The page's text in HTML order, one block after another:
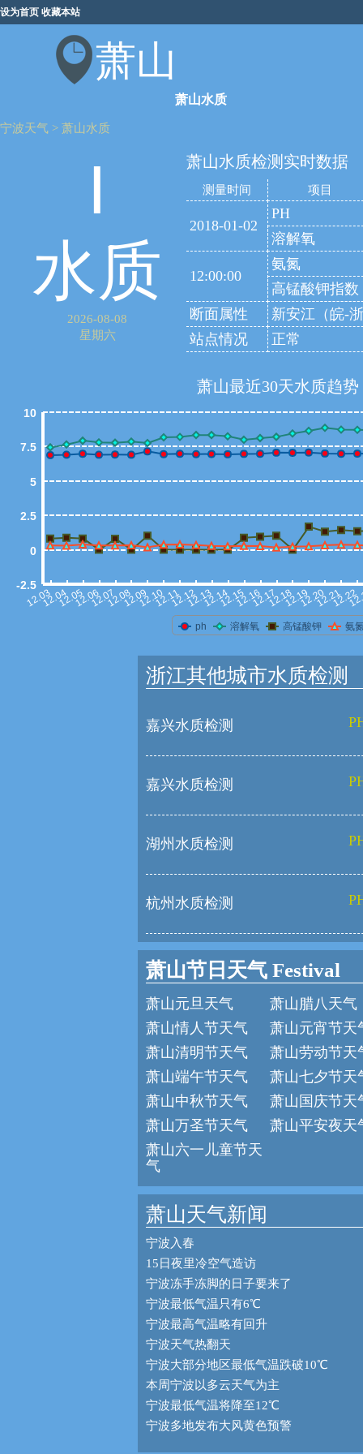
设为首页 收藏本站
萧山
萧山水质
宁波天气 > 萧山水质
水质
2026-08-08
星期六
萧山水质检测实时数据
测量时间 项目
2018-01-02
PH
溶解氧
12:00:00
氨氮
高锰酸钾指数
断面属性
新安江（皖-
站点情况
正常
萧山最近30天水质趋势
ph 溶解氧 高锰酸钾 氨
12.0312.0412.0512.0612.0712.0812.0912.1012.1112.1212.1312.1412.1512.1612.1712.1812.1912.2012.2112.22
-2.5
0
2.5
5
7.5
10
浙江其他城市水质检测
嘉兴水质检测
嘉兴水质检测
湖州水质检测
杭州水质检测
萧山节日天气 Festival
萧山元旦天气
萧山腊八天气
萧山情人节天气
萧山元宵节天
萧山清明节天气
萧山劳动节天
萧山端午节天气
萧山七夕节天
萧山中秋节天气
萧山国庆节天
萧山万圣节天气
萧山平安夜天
萧山六一儿童节天
气
萧山天气新闻
宁波入春
15日夜里冷空气造访
宁波冻手冻脚的日子要来了
宁波最低气温只有6℃
宁波最高气温略有回升
宁波天气热翻天
宁波大部分地区最低气温跌破10℃
本周宁波以多云天气为主
宁波最低气温将降至12℃
宁波多地发布大风黄色预警